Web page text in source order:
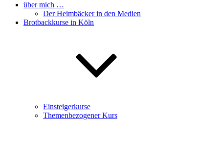
über mich …
Der Heimbäcker in den Medien
Brotbackkurse in Köln
Einsteigerkurse
Themenbezogener Kurs